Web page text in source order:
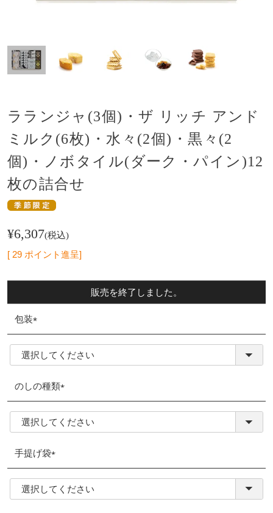
ラランジャ(3個)・ザ リッチ アンド
ミルク(6枚)・水々(2個)・黒々(2
個)・ノボタイル(ダーク・パイン)12
枚の詰合せ
¥6,307 税込
[ 29 ポイント進呈]
販売を終了しました。
包装
(必
須)
のしの種類
(必
須)
手提げ袋
(必
須)